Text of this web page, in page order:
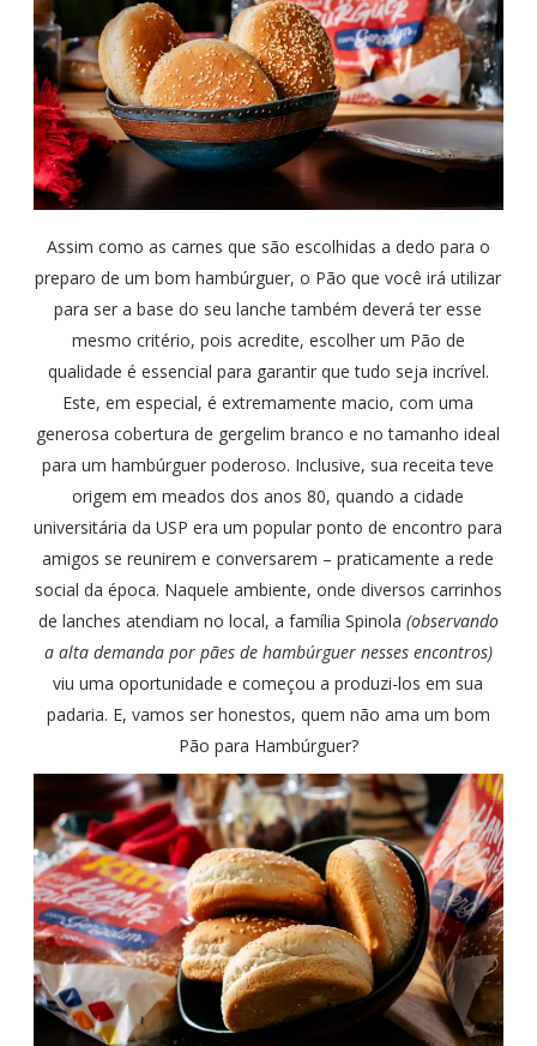
Assim como as carnes que são escolhidas a dedo para o
preparo de um bom hambúrguer, o Pão que você irá utilizar
para ser a base do seu lanche também deverá ter esse
mesmo critério, pois acredite, escolher um Pão de
qualidade é essencial para garantir que tudo seja incrível.
Este, em especial, é extremamente macio, com uma
generosa cobertura de gergelim branco e no tamanho ideal
para um hambúrguer poderoso. Inclusive, sua receita teve
origem em meados dos anos 80, quando a cidade
universitária da USP era um popular ponto de encontro para
amigos se reunirem e conversarem – praticamente a rede
social da época. Naquele ambiente, onde diversos carrinhos
de lanches atendiam no local, a família Spinola (observando
a alta demanda por pães de hambúrguer nesses encontros)
viu uma oportunidade e começou a produzi-los em sua
padaria. E, vamos ser honestos, quem não ama um bom
Pão para Hambúrguer?